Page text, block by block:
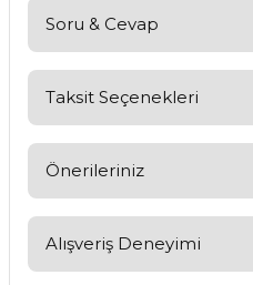
Bu ürüne ilk
Soru & Cevap
Ürün hakkında
Taksit Seçenekleri
Önerileriniz
kullanarak tarafımıza
Görüş ve önerileriniz için
Alışveriş Deneyimi